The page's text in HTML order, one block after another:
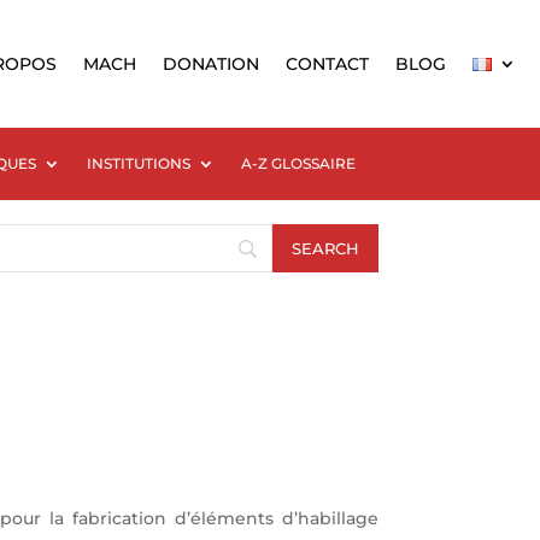
MACH DONATION CONTACT BLOG
INSTITUTIONS A-Z GLOSSAIRE
la fabrication d’éléments d’habillage